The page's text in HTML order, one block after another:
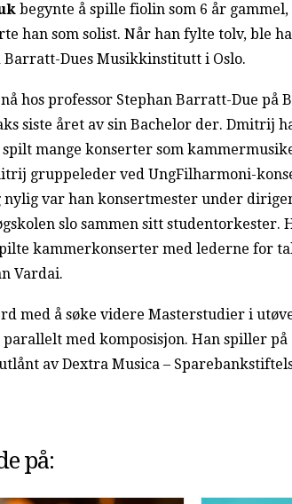
begynte å spille fiolin som 6 år
han som solist. Når han fylte tolv, ble
Dues Musikkinstitutt i Oslo.
hos professor Stephan Barratt-Due på
siste året av sin Bachelor der. Dmitrij
mange konserter som
gruppeleder ved UngFilharmoni-
nylig var han konsertmester under
slo sammen sitt studentorkester.
kammerkonserter med lederne for
Vardai.
med å søke videre Masterstudier i
med komposisjon. Han spiller på
av Dextra Musica –
på: